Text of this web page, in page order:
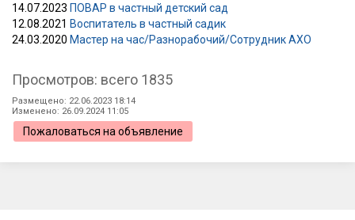
14.07.2023 ПОВАР в частный детский сад
12.08.2021 Воспитатель в частный садик
24.03.2020 Мастер на час/Разнорабочий/Сотрудник АХО
Просмотров: всего 1835
Размещено: 22.06.2023 18:14
Изменено: 26.09.2024 11:05
Пожаловаться на объявление